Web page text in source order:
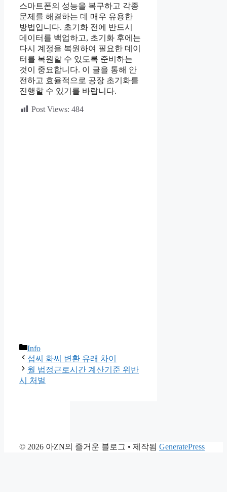
스마트폰의 성능을 복구하고 각종
문제를 해결하는 데 매우 유용한
방법입니다. 초기화 전에 반드시
데이터를 백업하고, 초기화 후에는
다시 계정을 복원하여 필요한 데이
터를 복원할 수 있도록 준비하는
것이 중요합니다. 이 글을 통해 안
전하고 효율적으로 공장 초기화를
진행할 수 있기를 바랍니다.
Post Views: 484
카
테
고
리
Info
섭씨 화씨 변환 유래 차이
월 법정근로시간 계산기준 위반
시 처벌
© 2026 아ZN의 즐거운 블로그 • 제작됨 GeneratePress